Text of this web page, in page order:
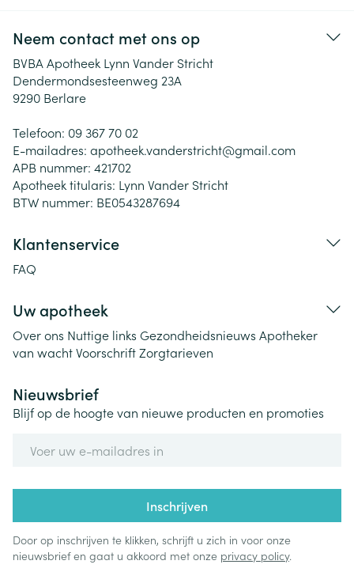
Neem contact met ons op
BVBA Apotheek Lynn Vander Stricht
Dendermondsesteenweg 23A
9290 Berlare
Telefoon: 09 367 70 02
E-mailadres: apotheek.vanderstricht@gmail.com
APB nummer: 421702
Apotheek titularis: Lynn Vander Stricht
BTW nummer: BE0543287694
Klantenservice
FAQ
Uw apotheek
Over ons Nuttige links Gezondheidsnieuws Apotheker
van wachtVoorschriftZorgtarieven
Nieuwsbrief
Blijf op de hoogte van nieuwe producten en promoties
Inschrijven
Door op inschrijven te klikken, schrijft u zich in voor onze
nieuwsbrief en gaat u akkoord met onze privacy policy.